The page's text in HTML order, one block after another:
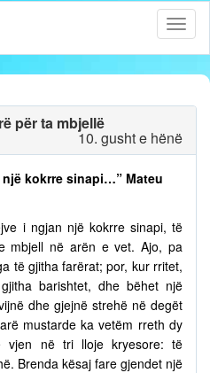
për ta mbjellë
10. gusht e hënë
kokrre sinapi…” Mateu
i ngjan një kokrre sinapi, të
mbjell në arën e vet. Ajo, pa
të gjitha farërat; por, kur rritet,
barishtet, dhe bëhet një
dhe gjejnë strehë në degët
mustarde ka vetëm rreth dy
vjen në tri lloje kryesore: të
Brenda kësaj fare gjendet një